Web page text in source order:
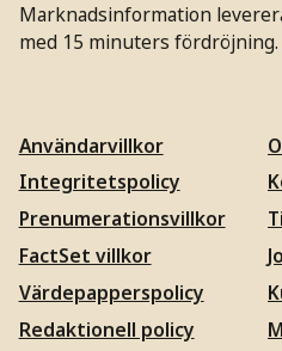
Marknadsinformation
med 15 minuters fördröjning.
Användarvillkor
Integritetspolicy
Prenumerationsvillkor
FactSet villkor
Värdepapperspolicy
Redaktionell policy